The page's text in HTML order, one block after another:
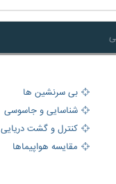
بی سرنشین ها
شناسایی و جاسوسی
کنترل و گشت دریایی
مقایسه هواپیماها